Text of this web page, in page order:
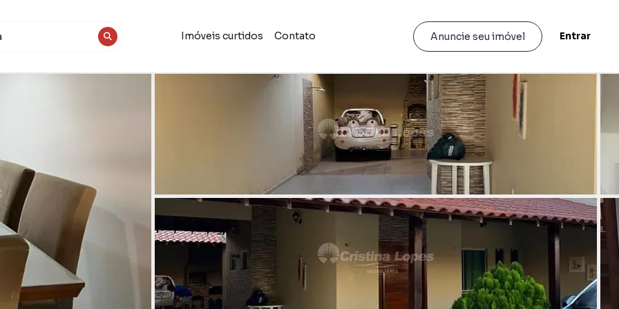
Imóveis curtidos Contato Anuncie seu imóvel Entrar